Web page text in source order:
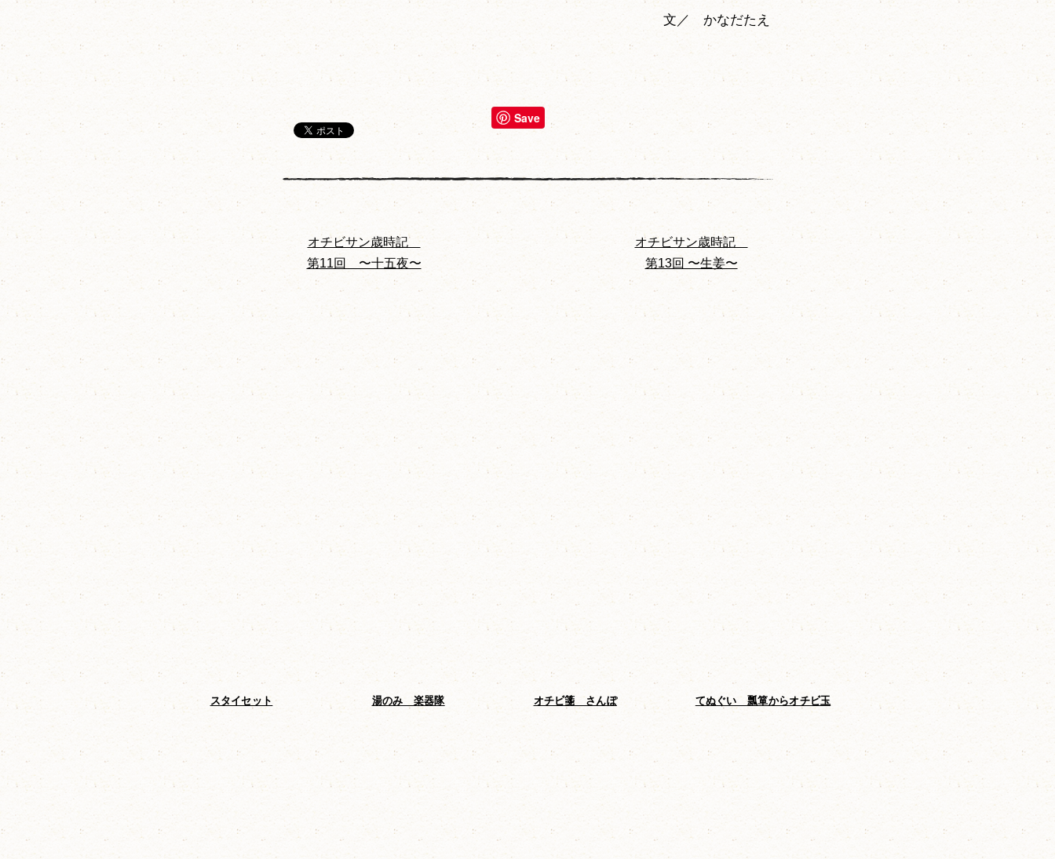
文／ かなだたえ
Save
オチビサン歳時記
第11回 〜十五夜〜
オチビサン歳時記
第13回 〜生姜〜
オチビサンのチャーム3Pセット スタイセット 湯のみ 楽器隊 オチビ箋 さんぽ てぬぐい 瓢箪からオチビ玉 オーガニックダブルガーゼバスタオル